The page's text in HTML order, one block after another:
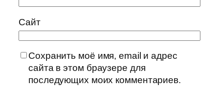
Сайт
Сохранить моё имя, email и адрес
сайта в этом браузере для
последующих моих комментариев.